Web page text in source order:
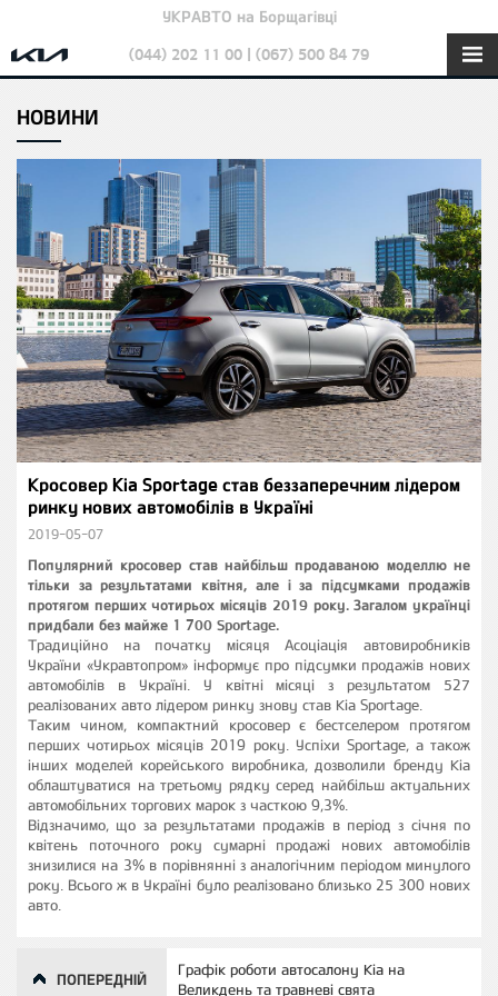
УКРАВТО на Борщагівці
(044) 202 11 00 | (067) 500 84 79
НОВИНИ
Кросовер Kia Sportage став беззаперечним лідером
ринку нових автомобілів в Україні
2019-05-07
Популярний кросовер став найбільш продаваною моделлю не
тільки за результатами квітня, але і за підсумками продажів
протягом перших чотирьох місяців 2019 року. Загалом українці
придбали без майже 1 700 Sportage.
Традиційно на початку місяця Асоціація автовиробників
України «Укравтопром» інформує про підсумки продажів нових
автомобілів в Україні. У квітні місяці з результатом 527
реалізованих авто лідером ринку знову став Kia Sportage.
Таким чином, компактний кросовер є бестселером протягом
перших чотирьох місяців 2019 року. Успіхи Sportage, а також
інших моделей корейського виробника, дозволили бренду Kia
облаштуватися на третьому рядку серед найбільш актуальних
автомобільних торгових марок з часткою 9,3%.
Відзначимо, що за результатами продажів в період з січня по
квітень поточного року сумарні продажі нових автомобілів
знизилися на 3% в порівнянні з аналогічним періодом минулого
року. Всього ж в Україні було реалізовано близько 25 300 нових
авто.
ПОПЕРЕДНІЙ
Графік роботи автосалону Kia на
Великдень та травневі свята